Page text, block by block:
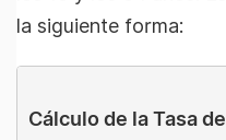
la siguiente forma:
Cálculo de la Tasa